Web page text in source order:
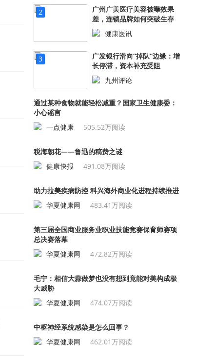
2
广州广美医疗美容被曝效果
差，连锁品牌如何突破生存
困境？
健康医讯
3
广发银行滑向“掉队”边缘：增
长停滞，资本补充受阻
九州评论
通过某种食物就能轻松减重？国家卫生健康委：
小心谣言
一点健康
505.52万阅读
税海朝花——鲁迅的稿费之谜
健康快报
491.08万阅读
助力拉美疾病防控 科兴海外商业化进程持续推进
华夏健康网
483.41万阅读
第三届全国商业服务业职业技能竞赛保育师赛项
总决赛落幕
华夏健康网
472.82万阅读
毛宁：相信大蒜做梦也没有想到竟能对美构成极
大威胁
华夏健康网
474.07万阅读
中枢神经系统感染是怎么回事？
华夏健康网
462.01万阅读